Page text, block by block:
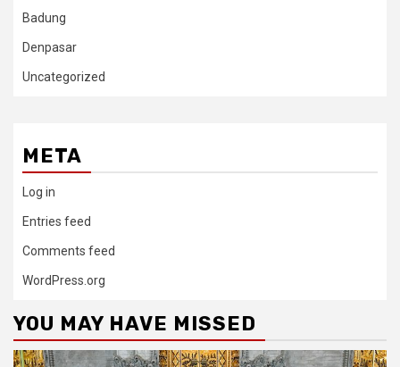
Badung
Denpasar
Uncategorized
META
Log in
Entries feed
Comments feed
WordPress.org
YOU MAY HAVE MISSED